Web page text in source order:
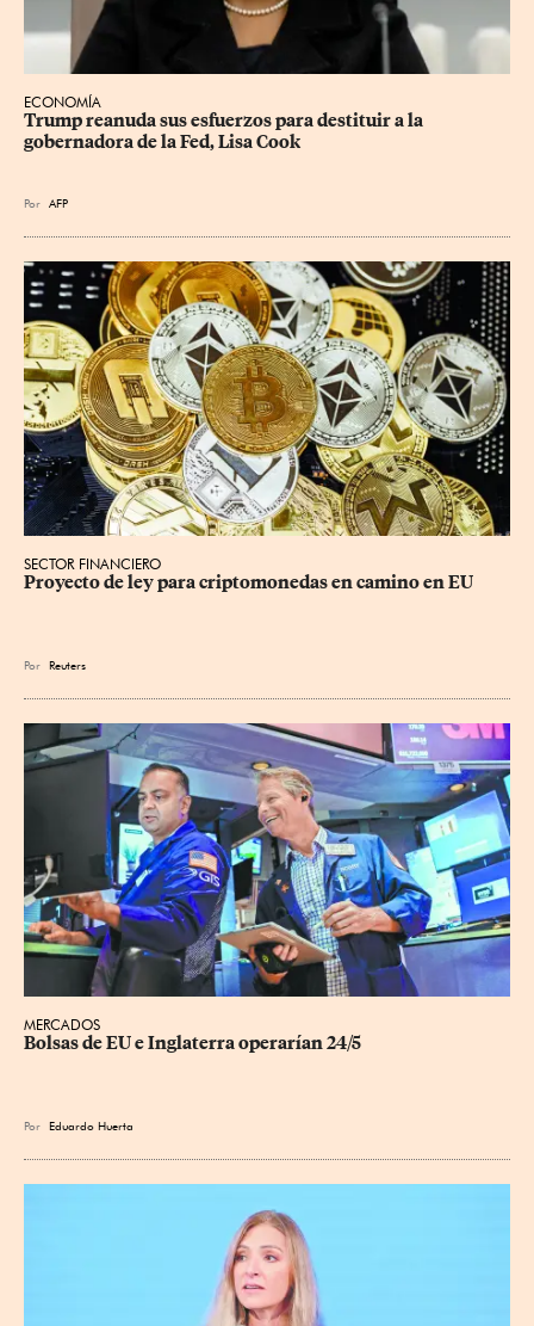
ECONOMÍA
Trump reanuda sus esfuerzos para destituir a la
gobernadora de la Fed, Lisa Cook
Por AFP
SECTOR FINANCIERO
Proyecto de ley para criptomonedas en camino en EU
Por Reuters
MERCADOS
Bolsas de EU e Inglaterra operarían 24/5
Por Eduardo Huerta